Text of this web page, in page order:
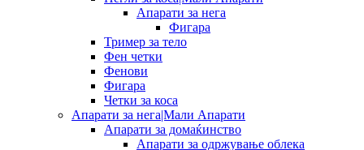
Апарати за нега
Фигара
Тример за тело
Фен четки
Фенови
Фигара
Четки за коса
Апарати за нега|Мали Апарати
Апарати за домаќинство
Апарати за одржување облека